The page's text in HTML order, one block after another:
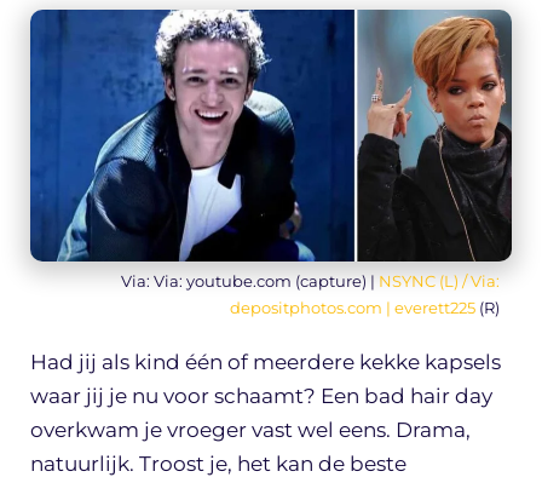
Via: Via: youtube.com (capture) | NSYNC (L) / Via:
depositphotos.com | everett225 (R)
Had jij als kind één of meerdere kekke kapsels
waar jij je nu voor schaamt? Een bad hair day
overkwam je vroeger vast wel eens. Drama,
natuurlijk. Troost je, het kan de beste